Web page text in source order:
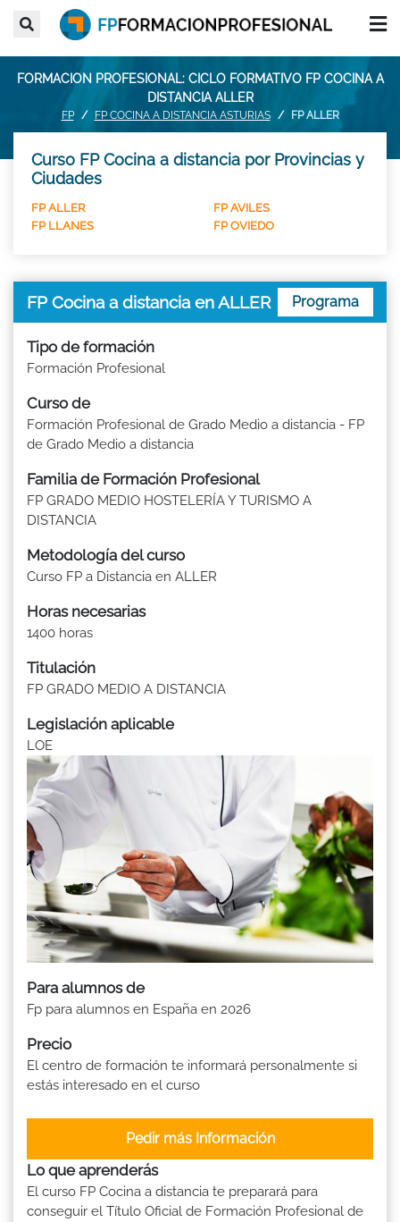
FORMACION PROFESIONAL: CICLO FORMATIVO FP COCINA A
DISTANCIA ALLER
FP FP COCINA A DISTANCIA ASTURIAS FP ALLER
Curso FP Cocina a distancia por Provincias y
Ciudades
FP ALLER
FP AVILES
FP LLANES
FP OVIEDO
FP Cocina a distancia en ALLER Programa
Tipo de formación
Formación Profesional
Curso de
Formación Profesional de Grado Medio a distancia - FP
de Grado Medio a distancia
Familia de Formación Profesional
FP GRADO MEDIO HOSTELERÍA Y TURISMO A
DISTANCIA
Metodología del curso
Curso FP a Distancia en ALLER
Horas necesarias
1400 horas
Titulación
FP GRADO MEDIO A DISTANCIA
Legislación aplicable
LOE
Para alumnos de
Fp para alumnos en España en 2026
Precio
El centro de formación te informará personalmente si
estás interesado en el curso
Pedir más Información
Lo que aprenderás
El curso FP Cocina a distancia te preparará para
conseguir el Título Oficial de Formación Profesional de